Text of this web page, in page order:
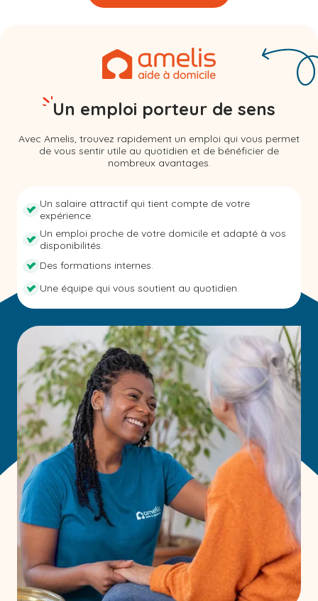
Un emploi porteur de sens
Avec Amelis, trouvez rapidement un emploi qui vous permet
de vous sentir utile au quotidien et de bénéficier de
nombreux avantages.
Un salaire attractif qui tient compte de votre
expérience.
Un emploi proche de votre domicile et adapté à vos
disponibilités.
Des formations internes.
Une équipe qui vous soutient au quotidien.